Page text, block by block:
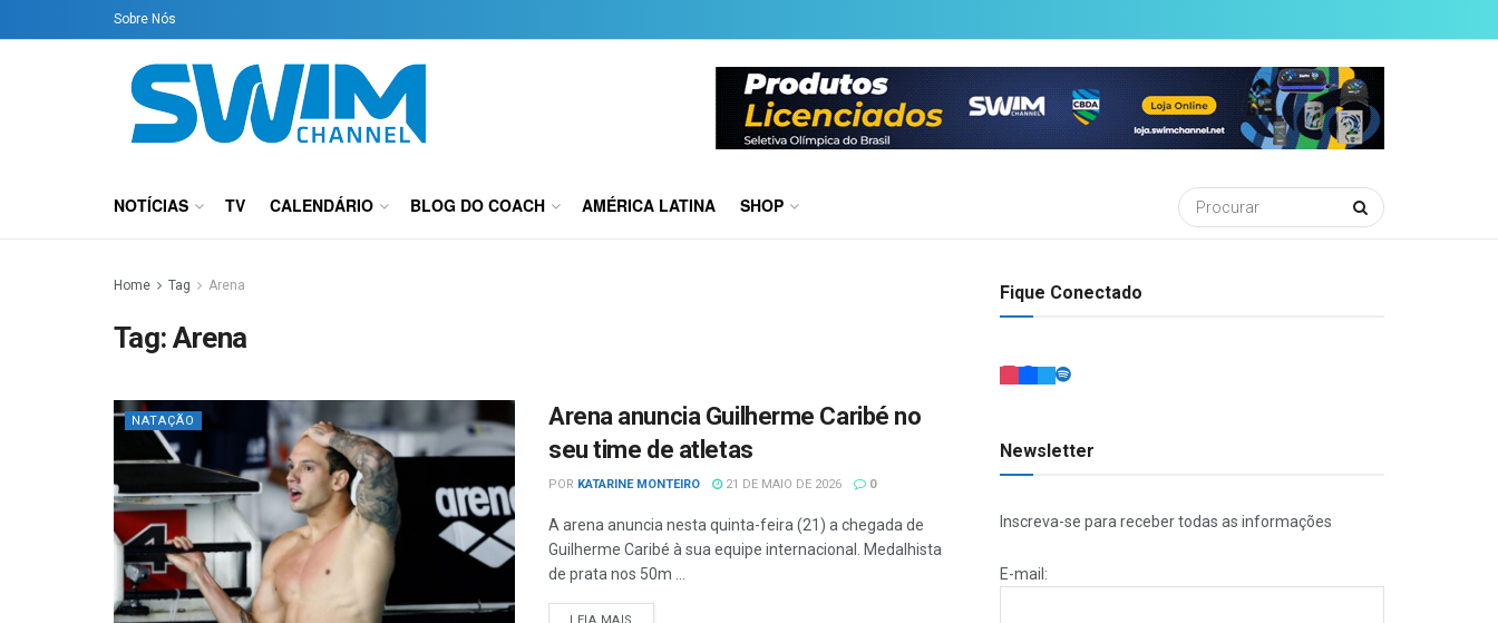
Sobre Nós
NOTÍCIAS TV CALENDÁRIO BLOG DO COACH AMÉRICA LATINA SHOP
Home Tag Arena
Tag:Arena
NATAÇÃO
Arena anuncia Guilherme Caribé no
seu time de atletas
POR KATARINE MONTEIRO 21 DE MAIO DE 2026 0
A arena anuncia nesta quinta-feira (21) a chegada de
Guilherme Caribé à sua equipe internacional. Medalhista
de prata nos 50m ...
Fique Conectado
Newsletter
Inscreva-se para receber todas as informações
E-mail: